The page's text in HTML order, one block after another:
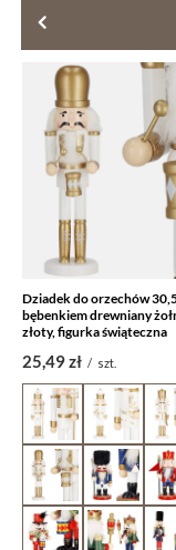
Dziadek do orzechów
bębenkiem drewniany
złoty, figurka świąteczna
25,49 zł / szt.